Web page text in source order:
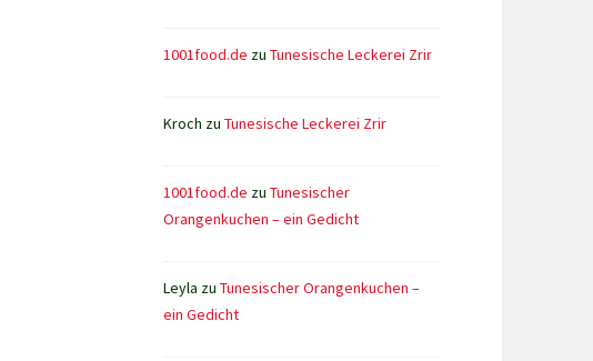
1001food.de zu Tunesische Leckerei Zrir
Kroch zu Tunesische Leckerei Zrir
1001food.de zu Tunesischer
Orangenkuchen – ein Gedicht
Leyla zu Tunesischer Orangenkuchen –
ein Gedicht